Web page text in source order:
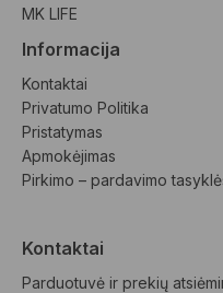
MK LIFE
Informacija
Kontaktai
Privatumo Politika
Pristatymas
Apmokėjimas
Pirkimo – pardavimo
Kontaktai
Parduotuvė ir prekių